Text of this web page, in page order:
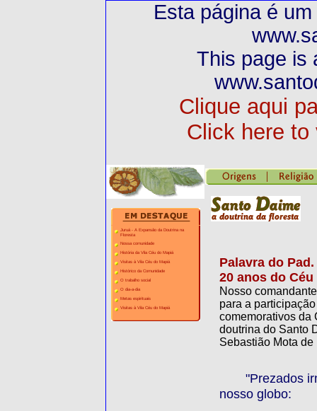
Esta página é
This page is
Clique aqui
Click here
Juruá - A Expansão da Doutrina na
Floresta
Nossa comunidade
História da Vila Céu do Mapiá
Visitas à Vila Céu do Mapiá
Histórico da Comunidade
O trabalho social
O dia-a-dia
Metas espirituais
Visitas à Vila Céu do Mapiá
Palavra do
20 anos do
Nosso
para a
comemorativos da
doutrina do Santo
Sebastião Mota de
"Prezados
nosso globo: